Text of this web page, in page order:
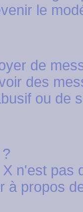
le
de
des
ou de
n'est pas
à propos